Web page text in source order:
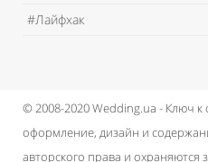
#Лайфхак
© 2008-2020 Wedding.ua - Ключ к
оформление, дизайн и
авторского права и охраняются